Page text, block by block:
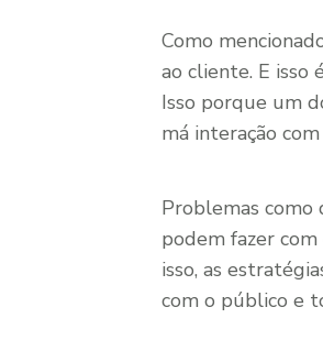
Como
ao cliente. E isso
Isso porque um
má interação
Problemas como
podem fazer com
isso, as
com o público e